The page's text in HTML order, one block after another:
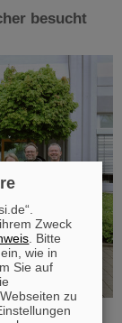
besucht
Zweck
. Bitte
wie in
Sie auf
zu